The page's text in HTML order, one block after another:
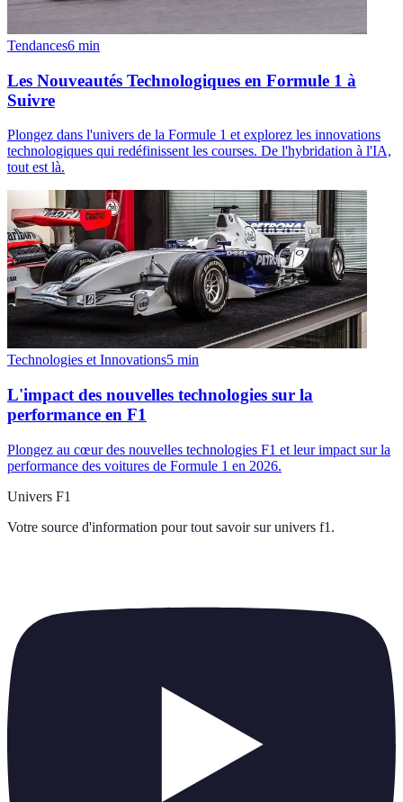
Tendances6 min
Les Nouveautés Technologiques en Formule 1 à
Suivre
Plongez dans l'univers de la Formule 1 et explorez les innovations
technologiques qui redéfinissent les courses. De l'hybridation à l'IA,
tout est là.
Technologies et Innovations5 min
L'impact des nouvelles technologies sur la
performance en F1
Plongez au cœur des nouvelles technologies F1 et leur impact sur la
performance des voitures de Formule 1 en 2026.
Univers F1
Votre source d'information pour tout savoir sur univers f1 .